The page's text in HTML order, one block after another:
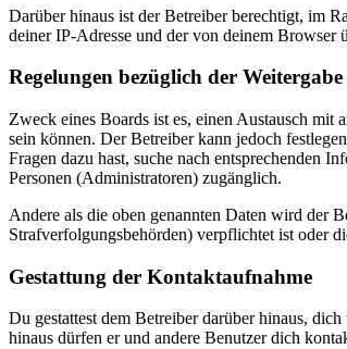
Darüber hinaus ist der Betreiber berechtigt, im
deiner IP-Adresse und der von deinem
Regelungen bezüglich der
Zweck eines Boards ist es, einen Austausch mit
sein können. Der Betreiber kann jedoch
Fragen dazu hast, suche nach entsprechenden
Personen (Administratoren) zugänglich.
Andere als die oben genannten Daten wird der
Strafverfolgungsbehörden) verpflichtet ist oder
Gestattung der Kontaktaufnahme
Du gestattest dem Betreiber darüber hinaus,
hinaus dürfen er und andere Benutzer dich